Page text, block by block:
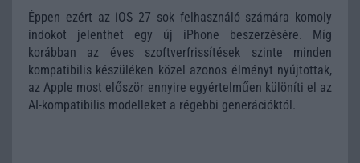
Éppen ezért az iOS 27 sok felhasználó számára komoly
indokot jelenthet egy új iPhone beszerzésére. Míg
korábban az éves szoftverfrissítések szinte minden
kompatibilis készüléken közel azonos élményt nyújtottak,
az Apple most először ennyire egyértelműen különíti el az
AI-kompatibilis modelleket a régebbi generációktól.